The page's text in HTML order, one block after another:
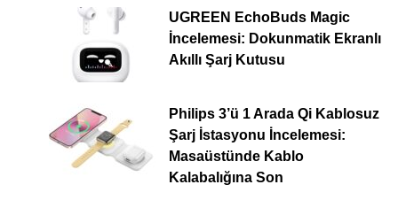
UGREEN EchoBuds Magic
İncelemesi: Dokunmatik Ekranlı
Akıllı Şarj Kutusu
Philips 3’ü 1 Arada Qi Kablosuz
Şarj İstasyonu İncelemesi:
Masaüstünde Kablo
Kalabalığına Son